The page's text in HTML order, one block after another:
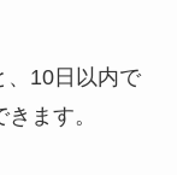
、10日以内で
ます。